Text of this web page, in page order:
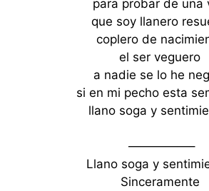
para probar de una
que soy llanero
coplero de
el ser veguero
a nadie se lo he
si en mi pecho esta
llano soga y
—————–
Llano soga y
Sinceramente